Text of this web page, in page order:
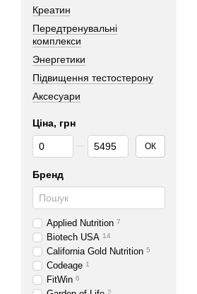
Креатин
Передтренувальні
комплекси
Энергетики
Підвищення тестостерону
Аксесуари
Ціна, грн
Від Ціна, грн
До Ціна, грн ОК
Бренд
Applied Nutrition 7
Biotech USA 14
California Gold Nutrition 5
Codeage 1
FitWin 6
2